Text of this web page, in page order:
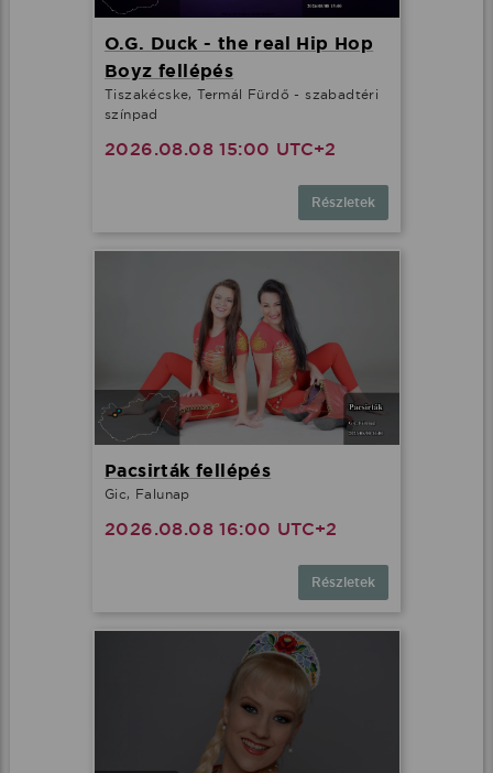
O.G. Duck - the real Hip Hop
Boyz fellépés
Tiszakécske, Termál Fürdő - szabadtéri
színpad
2026.08.08 15:00 UTC+2
Részletek
Pacsirták fellépés
Gic, Falunap
2026.08.08 16:00 UTC+2
Részletek